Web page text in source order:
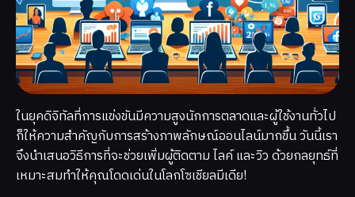
ในยุคดิจิทัลที่การแข่งขันมีความสูงนักการตลาดและผู้ใช้งานทั่วไป
ก็ให้ความสำคัญกับการสร้างภาพลักษณ์ออนไลน์มากขึ้น วันนี้เรา
จึงนำเสนอวิธีการที่จะช่วยเพิ่มผู้ติดตาม ไลค์ และวิว ด้วยกลยุทธ์ที่
เหมาะสมทำให้คุณโดดเด่นในโลกโซเชียลมีเดีย!